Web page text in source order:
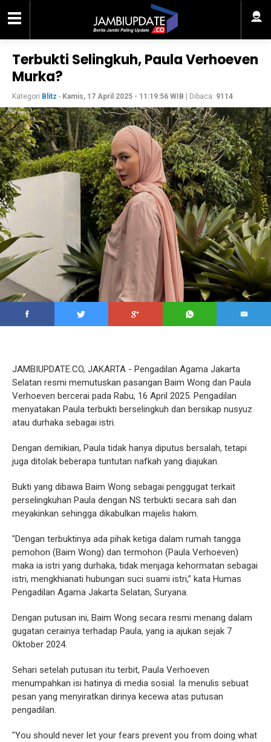
Terbukti Selingkuh, Paula Verhoeven
Murka?
Kategori Blitz - Kamis, 17 April 2025 - 11:19:56 WIB | Dibaca: 9114
JAMBIUPDATE.CO, JAKARTA - Pengadilan Agama Jakarta
Selatan resmi memutuskan pasangan Baim Wong dan Paula
Verhoeven bercerai pada Rabu, 16 April 2025. Pengadilan
menyatakan Paula terbukti berselingkuh dan bersikap nusyuz
atau durhaka sebagai istri.
Dengan demikian, Paula tidak hanya diputus bersalah, tetapi
juga ditolak beberapa tuntutan nafkah yang diajukan.
Bukti yang dibawa Baim Wong sebagai penggugat terkait
perselingkuhan Paula dengan NS terbukti secara sah dan
meyakinkan sehingga dikabulkan majelis hakim.
"Dengan terbuktinya ada pihak ketiga dalam rumah tangga
pemohon (Baim Wong) dan termohon (Paula Verhoeven)
maka ia istri yang durhaka, tidak menjaga kehormatan sebagai
istri, mengkhianati hubungan suci suami istri,” kata Humas
Pengadilan Agama Jakarta Selatan, Suryana.
Dengan putusan ini, Baim Wong secara resmi menang dalam
gugatan cerainya terhadap Paula, yang ia ajukan sejak 7
Oktober 2024.
Sehari setelah putusan itu terbit, Paula Verhoeven
menumpahkan isi hatinya di media sosial. Ia menulis sebuat
pesan yang menyiratkan dirinya kecewa atas putusan
pengadilan.
"You should never let your fears prevent you from doing what